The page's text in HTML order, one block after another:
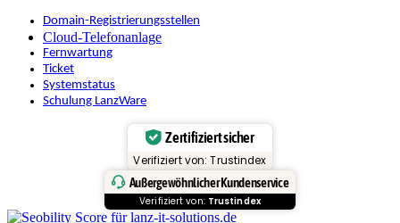
Domain-Registrierungsstellen
Cloud-Telefonanlage
Fernwartung
Ticket
Systemstatus
Schulung LanzWare
Zertifiziert sicher
Verifiziert von: Trustindex
Außergewöhnlicher Kundenservice
Verifiziert von: Trustindex